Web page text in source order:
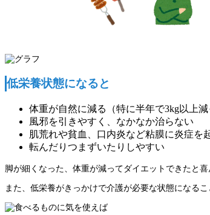
低栄養状態になると
体重が自然に減る（特に半年で3kg以上減
風邪を引きやすく、なかなか治らない
肌荒れや貧血、口内炎など粘膜に炎症を
転んだりつまずいたりしやすい
脚が細くなった、体重が減ってダイエットできたと
また、低栄養がきっかけで介護が必要な状態になるこ